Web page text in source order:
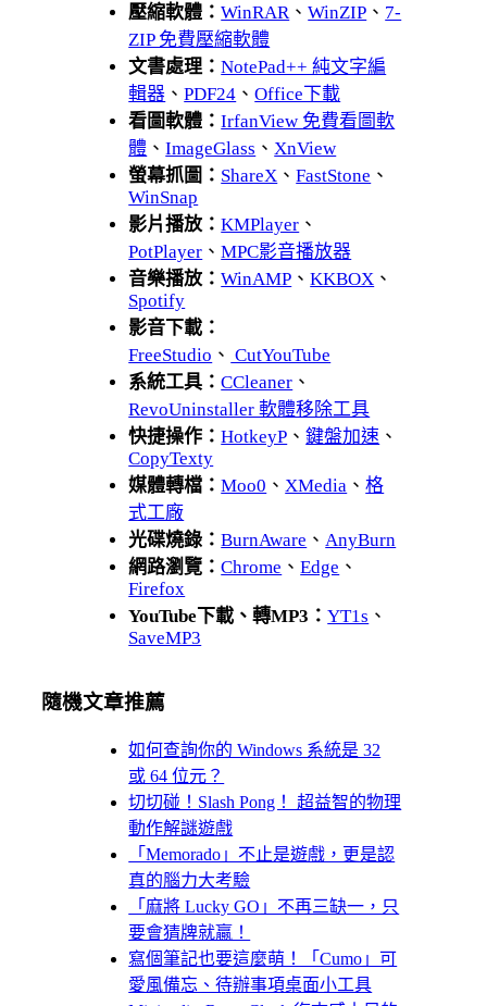
壓縮軟體：WinRAR 、WinZIP 、 7-
ZIP 免費壓縮軟體
文書處理：NotePad++ 純文字編
輯器 、PDF24 、Office下載
看圖軟體：IrfanView 免費看圖軟
體 、ImageGlass 、 XnView
螢幕抓圖： ShareX 、FastStone 、
WinSnap
影片播放：KMPlayer 、
PotPlayer 、MPC影音播放器
音樂播放：WinAMP 、KKBOX 、
Spotify
影音下載：
FreeStudio 、 CutYouTube
系統工具：CCleaner 、
RevoUninstaller 軟體移除工具
快捷操作：HotkeyP 、鍵盤加速 、
CopyTexty
媒體轉檔：Moo0 、 XMedia 、格
式工廠
光碟燒錄：BurnAware 、 AnyBurn
網路瀏覽：Chrome 、Edge 、
Firefox
YouTube下載、轉MP3：YT1s 、
SaveMP3
隨機文章推薦
如何查詢你的 Windows 系統是 32
或 64 位元？
切切碰！Slash Pong！ 超益智的物理
動作解謎遊戲
「Memorado」不止是遊戲，更是認
真的腦力大考驗
「麻將 Lucky GO」不再三缺一，只
要會猜牌就贏！
寫個筆記也要這麼萌！「Cumo」可
愛風備忘、待辦事項桌面小工具